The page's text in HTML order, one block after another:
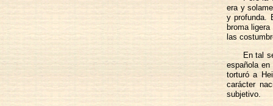
era y
y profunda.
broma
las
En tal
española
torturó a
carácter
subjetivo.